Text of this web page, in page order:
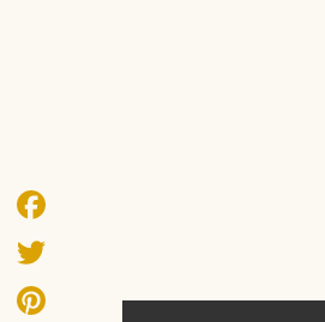
Facebook
Twitter